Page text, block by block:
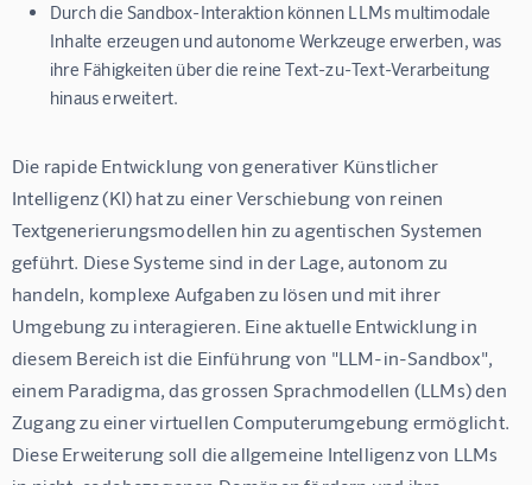
Durch die Sandbox-Interaktion können LLMs multimodale
Inhalte erzeugen und autonome Werkzeuge erwerben, was
ihre Fähigkeiten über die reine Text-zu-Text-Verarbeitung
hinaus erweitert.
Die rapide Entwicklung von generativer Künstlicher
Intelligenz (KI) hat zu einer Verschiebung von reinen
Textgenerierungsmodellen hin zu agentischen Systemen
geführt. Diese Systeme sind in der Lage, autonom zu
handeln, komplexe Aufgaben zu lösen und mit ihrer
Umgebung zu interagieren. Eine aktuelle Entwicklung in
diesem Bereich ist die Einführung von "LLM-in-Sandbox",
einem Paradigma, das grossen Sprachmodellen (LLMs) den
Zugang zu einer virtuellen Computerumgebung ermöglicht.
Diese Erweiterung soll die allgemeine Intelligenz von LLMs